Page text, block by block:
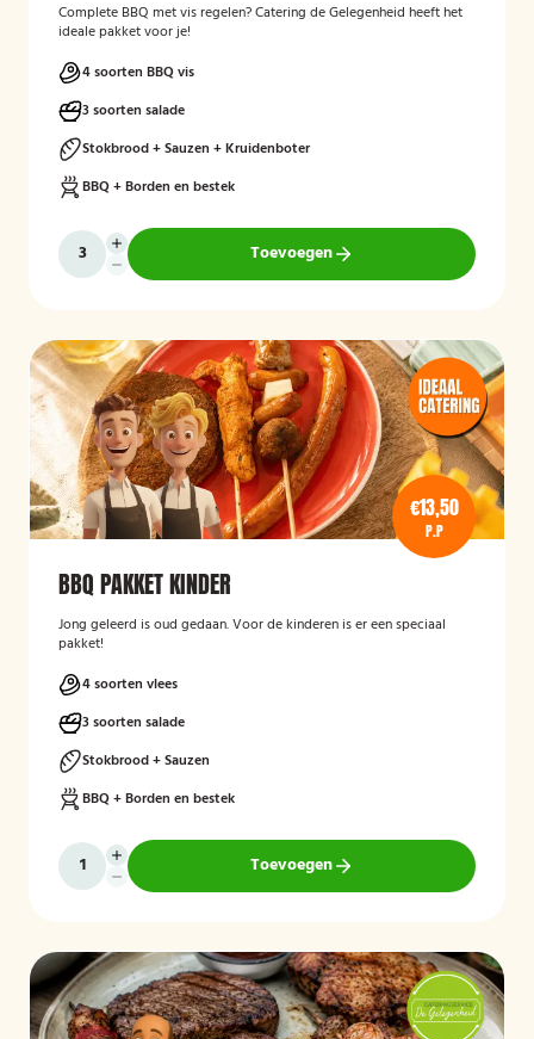
Complete BBQ met vis regelen? Catering de Gelegenheid heeft het
ideale pakket voor je!
4 soorten BBQ vis
3 soorten salade
Stokbrood + Sauzen + Kruidenboter
BBQ + Borden en bestek
Toevoegen
€13,50
P.P
BBQ PAKKET KINDER
Jong geleerd is oud gedaan. Voor de kinderen is er een speciaal
pakket!
4 soorten vlees
3 soorten salade
Stokbrood + Sauzen
BBQ + Borden en bestek
Toevoegen